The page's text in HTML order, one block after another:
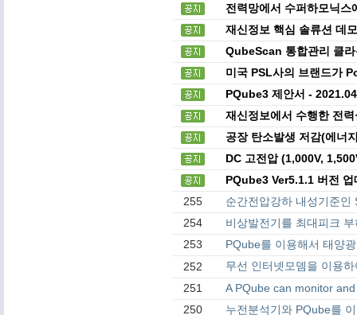
전력망에서 수퍼하모닉
재신정보 핵심 솔류션 데
QubeScan 통합관리 클
미국 PSL사의 브랜드가
PQube3 제안서 -
재신정보에서 수행한 전
공장 탄소발생 저감(에너
DC 고전압 (1,000V,
PQube3 Ver5.1.1 버전
255
순간전압강하 내성기준
254
비상발전기를 최대피크
253
PQube를 이용해서 태양
252
무선 인터넷모뎀을 이용
251
A PQube can monitor
250
누전분석기와 PQube를